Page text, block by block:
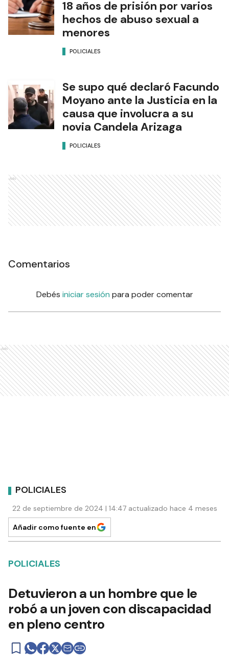
18 años de prisión por varios
hechos de abuso sexual a
menores
POLICIALES
Se supo qué declaró Facundo
Moyano ante la Justicia en la
causa que involucra a su
novia Candela Arizaga
POLICIALES
Ads
Comentarios
Debés iniciar sesión para poder comentar
Ads
POLICIALES
22 de septiembre de 2024 | 14:47 actualizado hace 4 meses
Añadir como fuente en
POLICIALES
Detuvieron a un hombre que le
robó a un joven con discapacidad
en pleno centro